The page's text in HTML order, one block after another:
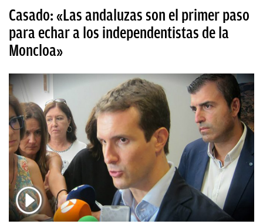
Casado: «Las andaluzas son el primer paso
para echar a los independentistas de la
Moncloa»